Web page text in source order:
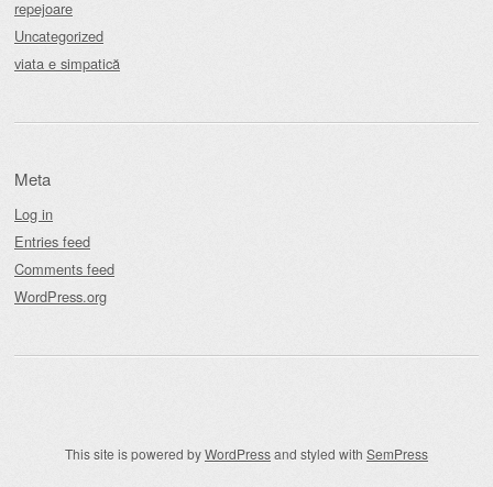
repejoare
Uncategorized
viata e simpatică
Meta
Log in
Entries feed
Comments feed
WordPress.org
This site is powered byWordPressand styled with SemPress